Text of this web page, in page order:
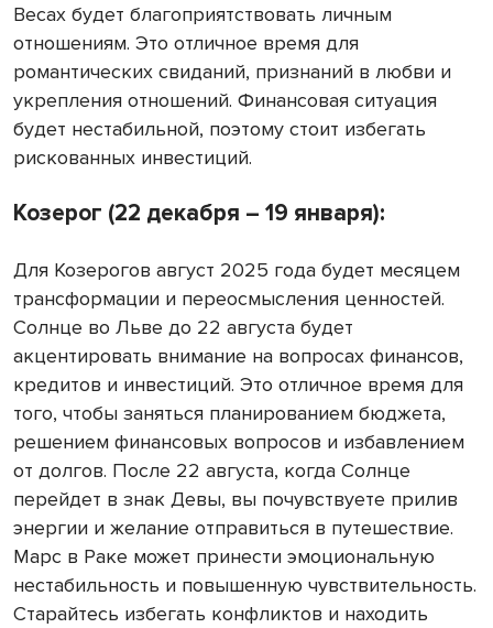
Весах будет благоприятствовать личным
отношениям. Это отличное время для
романтических свиданий, признаний в любви и
укрепления отношений. Финансовая ситуация
будет нестабильной, поэтому стоит избегать
рискованных инвестиций.
Козерог (22 декабря – 19 января):
Для Козерогов август 2025 года будет месяцем
трансформации и переосмысления ценностей.
Солнце во Льве до 22 августа будет
акцентировать внимание на вопросах финансов,
кредитов и инвестиций. Это отличное время для
того, чтобы заняться планированием бюджета,
решением финансовых вопросов и избавлением
от долгов. После 22 августа, когда Солнце
перейдет в знак Девы, вы почувствуете прилив
энергии и желание отправиться в путешествие.
Марс в Раке может принести эмоциональную
нестабильность и повышенную чувствительность.
Старайтесь избегать конфликтов и находить